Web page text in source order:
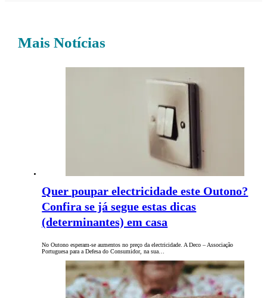
Mais Notícias
Quer poupar electricidade este Outono?
Confira se já segue estas dicas
(determinantes) em casa
No Outono esperam-se aumentos no preço da electricidade. A Deco – Associação
Portuguesa para a Defesa do Consumidor, na sua…